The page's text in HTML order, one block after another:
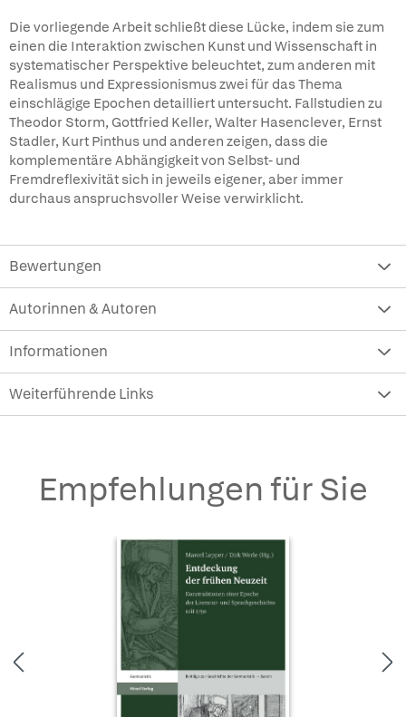
Die vorliegende Arbeit schließt diese Lücke, indem sie zum
einen die Interaktion zwischen Kunst und Wissenschaft in
systematischer Perspektive beleuchtet, zum anderen mit
Realismus und Expressionismus zwei für das Thema
einschlägige Epochen detailliert untersucht. Fallstudien zu
Theodor Storm, Gottfried Keller, Walter Hasenclever, Ernst
Stadler, Kurt Pinthus und anderen zeigen, dass die
komplementäre Abhängigkeit von Selbst- und
Fremdreflexivität sich in jeweils eigener, aber immer
durchaus anspruchsvoller Weise verwirklicht.
Bewertungen
Autorinnen & Autoren
Informationen
Weiterführende Links
Empfehlungen für Sie